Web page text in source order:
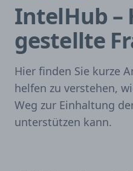
IntelHub –
gestellte
Hier finden Sie kurze
helfen zu verstehen,
Weg zur Einhaltung
unterstützen kann.